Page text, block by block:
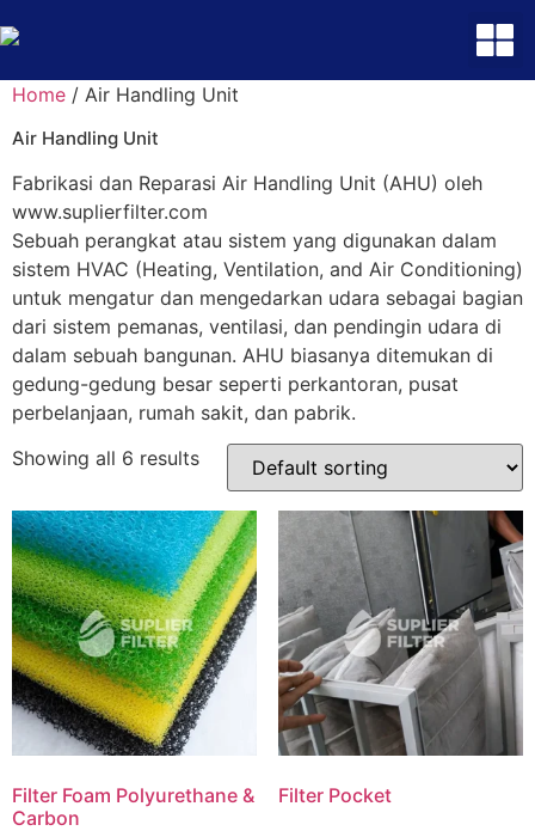
Home / Air Handling Unit
Air Handling Unit
Fabrikasi dan Reparasi Air Handling Unit (AHU) oleh
www.suplierfilter.com
Sebuah perangkat atau sistem yang digunakan dalam
sistem HVAC (Heating, Ventilation, and Air Conditioning)
untuk mengatur dan mengedarkan udara sebagai bagian
dari sistem pemanas, ventilasi, dan pendingin udara di
dalam sebuah bangunan. AHU biasanya ditemukan di
gedung-gedung besar seperti perkantoran, pusat
perbelanjaan, rumah sakit, dan pabrik.
Showing all 6 results
Filter Foam Polyurethane &
Carbon
Filter Pocket